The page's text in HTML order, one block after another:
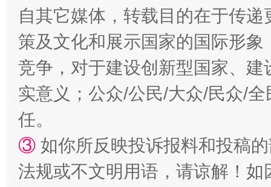
漫山遍野的桃花与雪山、麦地、白藏房 除
自其它媒体，转载目的在于传
策及文化和展示国家的国际形
竞争，对于建设创新型国家、
实意义；公众/公民/大众/民众/
任。
③ 如你所反映投诉报料和投稿
法规或不文明用语，请谅解！